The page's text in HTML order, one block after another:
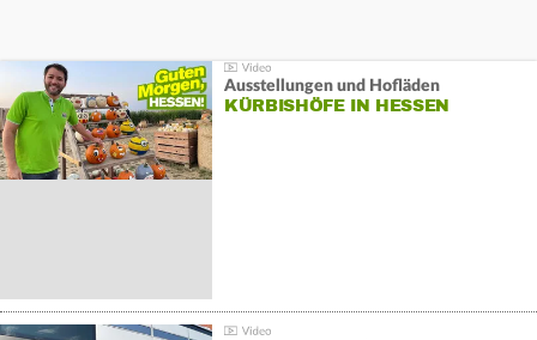
Ausstellungen und Hofläden
KÜRBISHÖFE IN HESSEN